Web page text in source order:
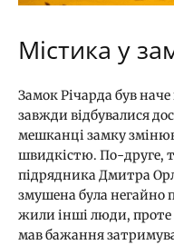
Містика у
Замок Річарда був
завжди відбувалися
мешканці замку
швидкістю. По-друге,
підрядника Дмитра
змушена була негайно
жили інші люди, проте
мав бажання